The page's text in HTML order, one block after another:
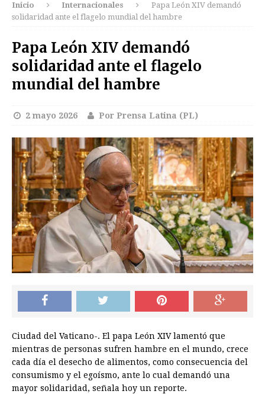
Inicio Internacionales
Papa León XIV demandó
solidaridad ante el flagelo mundial del hambre
Papa León XIV demandó
solidaridad ante el flagelo
mundial del hambre
2 mayo 2026 Por Prensa Latina (PL)
Ciudad del Vaticano-. El papa León XIV lamentó que
mientras de personas sufren hambre en el mundo, crece
cada día el desecho de alimentos, como consecuencia del
consumismo y el egoísmo, ante lo cual demandó una
mayor solidaridad, señala hoy un reporte.